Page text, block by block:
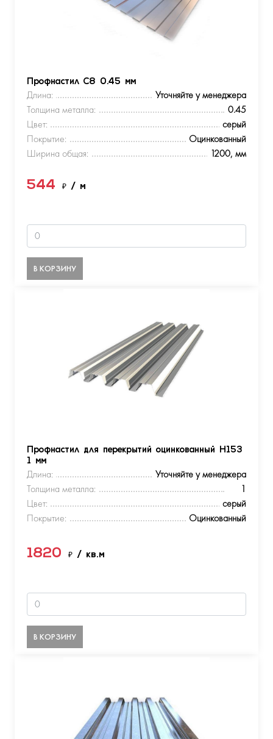
Профнастил С8 0.45 мм
Длина:
Уточняйте у менеджера
Толщина металла:
0.45
Цвет:
серый
Покрытие:
Оцинкованный
Ширина общая:
1200, мм
544 ₽ / м
В КОРЗИНУ
Профнастил для перекрытий оцинкованный Н153
1 мм
Длина:
Уточняйте у менеджера
Толщина металла:
1
Цвет:
серый
Покрытие:
Оцинкованный
1820 ₽ / кв.м
В КОРЗИНУ